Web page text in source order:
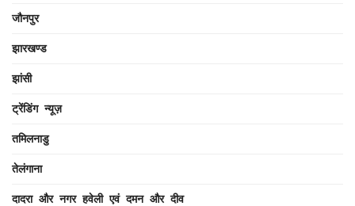
जौनपुर
झारखण्ड
झांसी
ट्रेंडिंग न्यूज़
तमिलनाडु
तेलंगाना
दादरा और नगर हवेली एवं दमन और दीव